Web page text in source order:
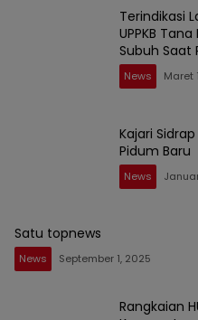
Terindikasi
UPPKB
Subuh Saat
Berlangsung
News Maret
Kajari
Pidum Baru
News
Satu topnews
News September 1, 2025
Rangkaian